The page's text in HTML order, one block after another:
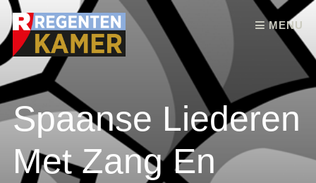
MENU
Skip to content
Spaanse Liederen
Met Zang En